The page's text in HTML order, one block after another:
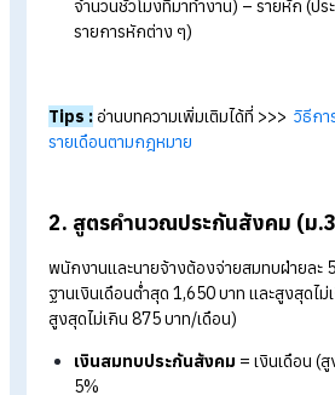
1. สูตรคำนวณเงินเดือนพื้น
วันที่มาทำงาน) – รายหัก (เช่น ป